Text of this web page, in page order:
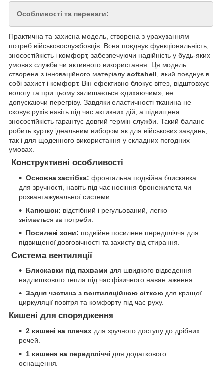
Особливості та переваги:
Практична та захисна модель, створена з урахуванням
потреб військовослужбовців. Вона поєднує функціональність,
зносостійкість і комфорт, забезпечуючи надійність у будь-яких
умовах служби чи активного використання. Ця модель
створена з інноваційного матеріалу softshell , який поєднує в
собі захист і комфорт. Він ефективно блокує вітер, відштовхує
вологу та при цьому залишається «дихаючим», не
допускаючи перегріву. Завдяки еластичності тканина не
сковує рухів навіть під час активних дій, а підвищена
зносостійкість гарантує довгий термін служби. Такий баланс
робить куртку ідеальним вибором як для військових завдань,
так і для щоденного використання у складних погодних
умовах.
Конструктивні особливості
Основна застібка: фронтальна подвійна блискавка
для зручності, навіть під час носіння бронежилета чи
розвантажувальної системи.
Капюшон: відстібний і регульований, легко
знімається за потреби.
Посилені зони: подвійне посилене передпліччя для
підвищеної довговічності та захисту від стирання.
Система вентиляції
Блискавки під пахвами для швидкого відведення
надлишкового тепла під час фізичного навантаження.
Задня частина з вентиляційною сіткою для кращої
циркуляції повітря та комфорту під час руху.
Кишені для спорядження
2 кишені на плечах для зручного доступу до дрібних
речей.
1 кишеня на передпліччі для додаткового
оснащення.